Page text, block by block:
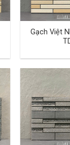
Gạch Việt